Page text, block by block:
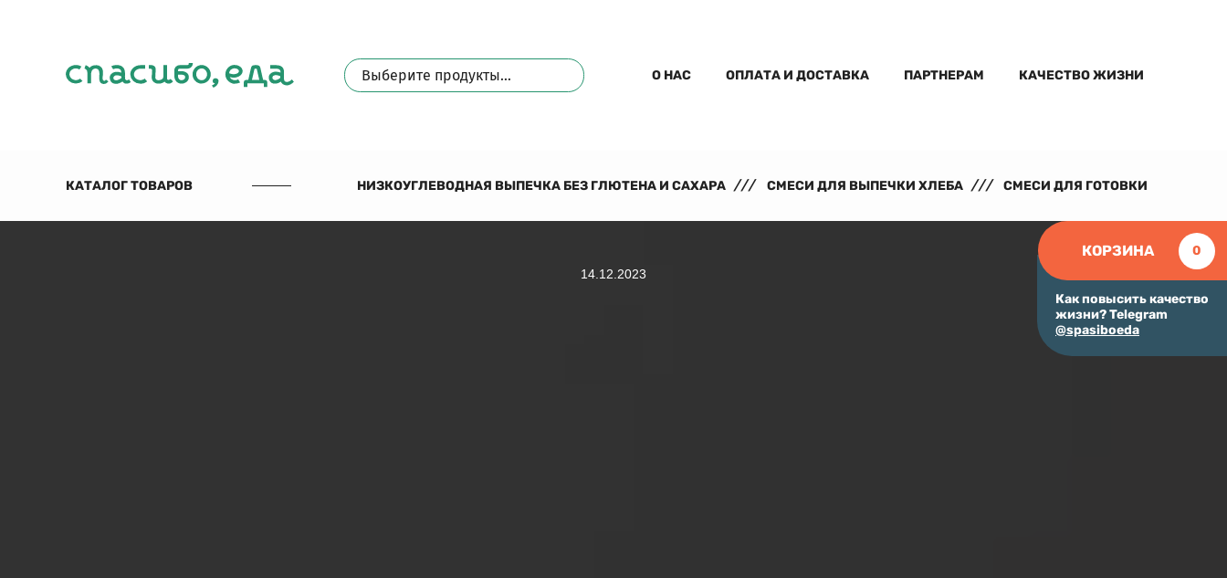
КОРЗИНА 0
Как повысить качество
жизни? Telegram
@spasiboeda
О НАС ОПЛАТА И ДОСТАВКА ПАРТНЕРАМ КАЧЕСТВО ЖИЗНИ
КАТАЛОГ ТОВАРОВ НИЗКОУГЛЕВОДНАЯ ВЫПЕЧКА БЕЗ ГЛЮТЕНА И САХАРА СМЕСИ ДЛЯ ВЫПЕЧКИ ХЛЕБА СМЕСИ ДЛЯ ГОТОВКИ
14.12.2023